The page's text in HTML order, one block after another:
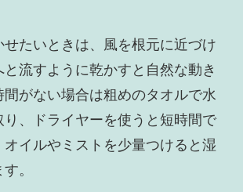
せたいときは、風を根元に近づけ
流すように乾かすと自然な動き
間がない場合は粗めのタオルで水
、ドライヤーを使うと短時間で
オイルやミストを少量つけると湿
。